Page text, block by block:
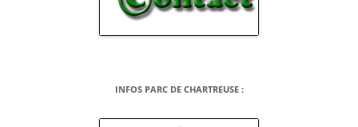
INFOS PARC DE CHARTREUSE :